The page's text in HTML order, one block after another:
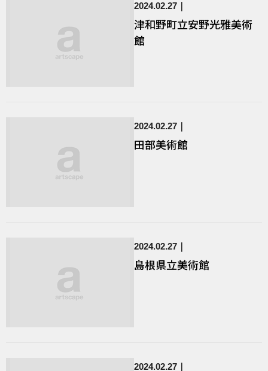
2024.02.27
津和野町立安野光雅美術
館
2024.02.27
田部美術館
2024.02.27
島根県立美術館
2024.02.27